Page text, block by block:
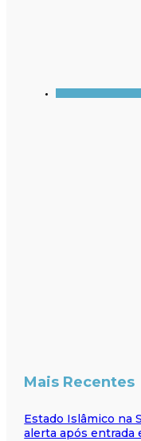
Mais Recentes
Estado Islâmico na
alerta após entrada